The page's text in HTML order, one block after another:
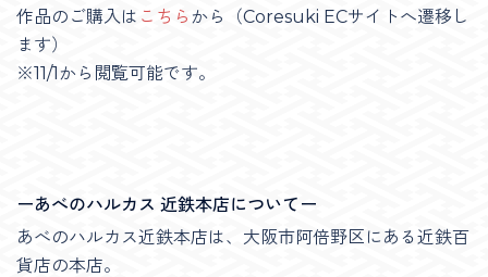
作品のご購入は こちら から（Coresuki ECサイトへ遷移し
ます）
※11/1から閲覧可能です。
ーあべのハルカス 近鉄本店についてー
あべのハルカス近鉄本店は、大阪市阿倍野区にある近鉄百
貨店の本店。